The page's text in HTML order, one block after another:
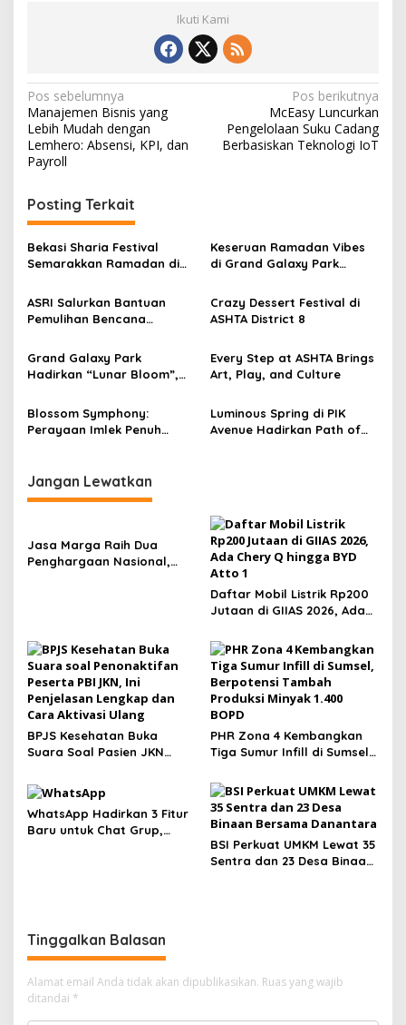
Ikuti Kami
N
a
v
i
g
a
s
i
p
o
s
Pos sebelumnya
Manajemen Bisnis yang
Lebih Mudah dengan
Lemhero: Absensi, KPI, dan
Payroll
Pos berikutnya
McEasy Luncurkan
Pengelolaan Suku Cadang
Berbasiskan Teknologi IoT
Posting Terkait
Bekasi Sharia Festival
Semarakkan Ramadan di
Keseruan Ramadan Vibes
di Grand Galaxy Park
ASRI Salurkan Bantuan
Pemulihan Bencana
Buddha Tzu Chi Indonesia
Crazy Dessert Festival di
ASHTA District 8
Grand Galaxy Park
Hadirkan “Lunar Bloom”,
Keluarga
Every Step at ASHTA Brings
Art, Play, and Culture
Blossom Symphony:
Perayaan Imlek Penuh
Luminous Spring di PIK
Avenue Hadirkan Path of
Jangan Lewatkan
Jasa Marga Raih Dua
Penghargaan Nasional,
Daftar Mobil Listrik Rp200
Jutaan di GIIAS 2026, Ada
BPJS Kesehatan Buka
Suara Soal Pasien JKN
Kamar, Tegaskan Peserta
Berhak Dilayani
PHR Zona 4 Kembangkan
Tiga Sumur Infill di Sumsel,
Produksi Minyak 1.400 BOPD
WhatsApp Hadirkan 3 Fitur
Baru untuk Chat Grup,
BSI Perkuat UMKM Lewat 35
Sentra dan 23 Desa Binaan
Tinggalkan Balasan
Alamat email Anda tidak akan dipublikasikan. Ruas yang wajib
ditandai *